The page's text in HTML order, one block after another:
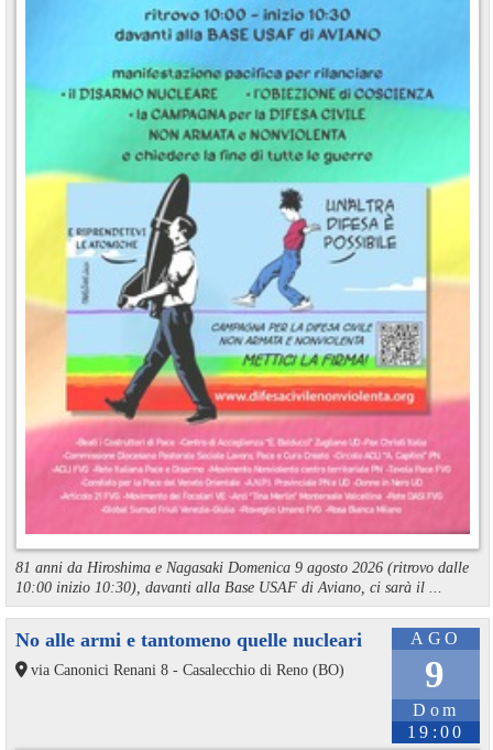
81 anni da Hiroshima e Nagasaki Domenica 9 agosto 2026 (ritrovo dalle
10:00 inizio 10:30), davanti alla Base USAF di Aviano, ci sarà il ...
AGO
9
Dom
19:00
No alle armi e tantomeno quelle nucleari
via Canonici Renani 8 - Casalecchio di Reno (BO)